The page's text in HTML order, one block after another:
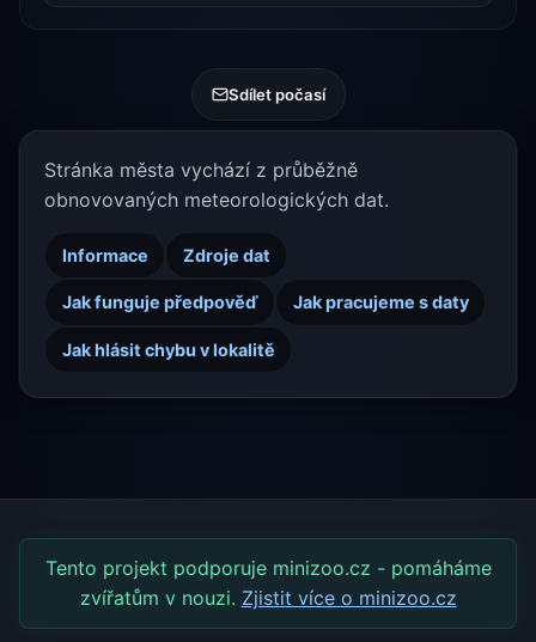
Sdílet počasí
Stránka města vychází z průběžně
obnovovaných meteorologických dat.
Informace Zdroje dat
Jak funguje předpověď Jak pracujeme s daty
Jak hlásit chybu v lokalitě
Tento projekt podporuje minizoo.cz - pomáháme
zvířatům v nouzi. Zjistit více o minizoo.cz